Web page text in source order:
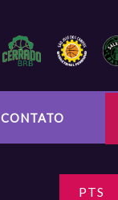
CONTATO
PTS